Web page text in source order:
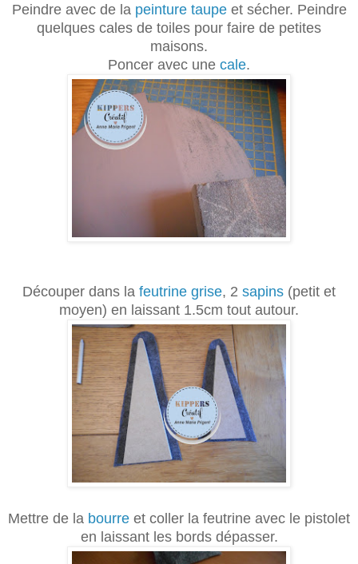
Peindre avec de la peinture taupeet sécher. Peindre
quelques cales de toiles pour faire de petites
maisons.
Poncer avec une cale.
Découper dans la feutrine grise, 2 sapins (petit et
moyen) en laissant 1.5cm tout autour.
Mettre de la bourre et coller la feutrine avec le pistolet
en laissant les bords dépasser.